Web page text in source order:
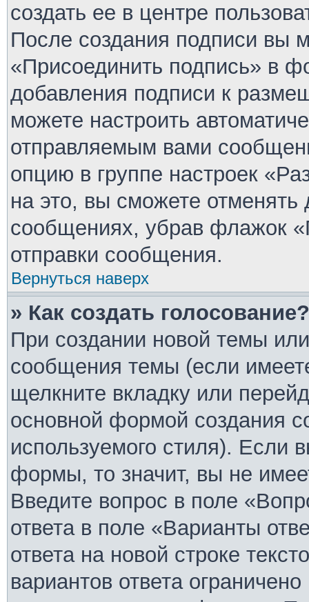
создать ее в центре
После создания подписи вы
«Присоединить подпись» в
добавления подписи к
можете настроить
отправляемым вами
опцию в группе настроек
на это, вы сможете
сообщениях, убрав флажок
отправки сообщения.
Вернуться наверх
» Как создать голосование?
При создании новой темы
сообщения темы (если
щелкните вкладку или
основной формой создания
используемого стиля). Если
формы, то значит, вы не
Введите вопрос в поле
ответа в поле «Варианты
ответа на новой строке
вариантов ответа